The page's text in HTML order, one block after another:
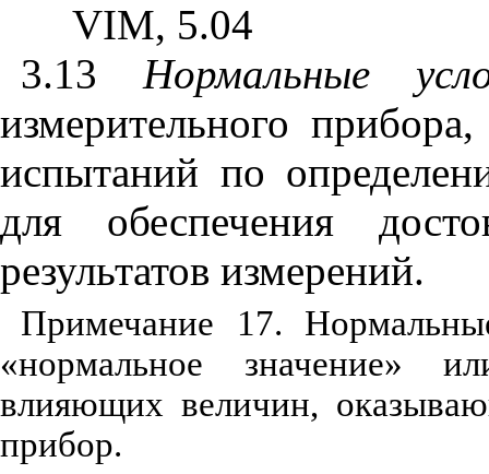
VIM, 5.04
3.13 Нормальные
измерительного
испытаний по
для обеспечения
результатов измерений.
Примечание 17.
«нормальное значение»
влияющих величин,
прибор.